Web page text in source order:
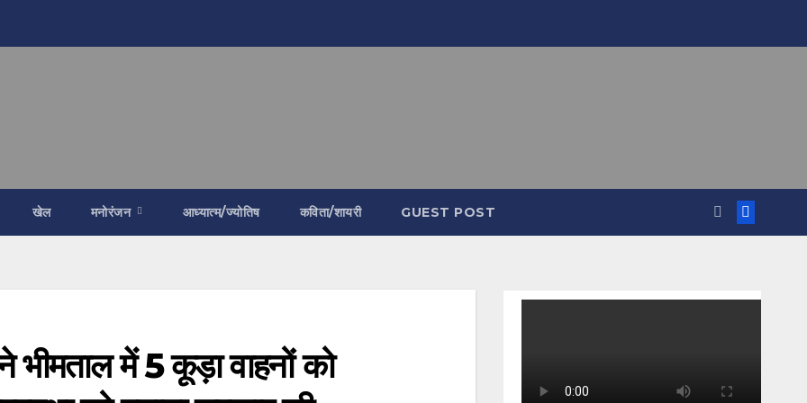
खेल मनोरंजन आध्यात्म/ज्योतिष कविता/शायरी GUEST POST
भीमताल में 5 कूड़ा वाहनों को